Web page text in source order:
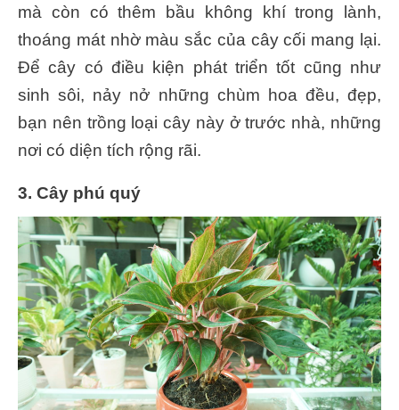
mà còn có thêm bầu không khí trong lành,
thoáng mát nhờ màu sắc của cây cối mang lại.
Để cây có điều kiện phát triển tốt cũng như
sinh sôi, nảy nở những chùm hoa đều, đẹp,
bạn nên trồng loại cây này ở trước nhà, những
nơi có diện tích rộng rãi.
3. Cây phú quý